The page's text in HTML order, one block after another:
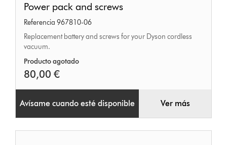
pack
and
screws
Power pack and screws
Referencia 967810-06
Replacement battery and screws for your Dyson cordless
vacuum.
Producto agotado
80,00 €
Avísame cuando esté disponible Ver más